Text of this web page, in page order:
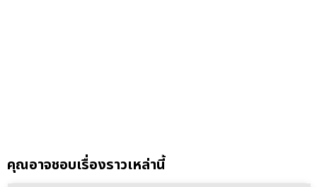
คุณอาจชอบเรื่องราวเหล่านี้